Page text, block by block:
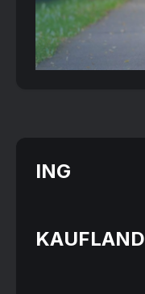
ING
KAUFLAND